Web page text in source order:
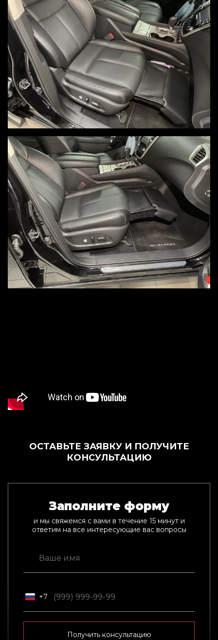
ОСТАВЬТЕ ЗАЯВКУ И ПОЛУЧИТЕ
КОНСУЛЬТАЦИЮ
Заполните форму
и мы свяжемся с вами в течение 15 минут и
ответим на все интересующие вас вопросы
+7
Получить консультацию